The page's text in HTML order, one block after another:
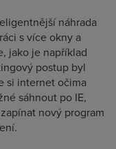
náhrada
s více okny a
jako je například
postup byl
si internet očima
sáhnout po IE,
nový program